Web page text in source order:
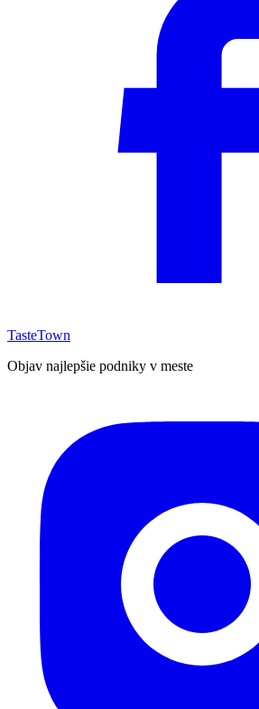
TasteTown
Objav najlepšie podniky v meste